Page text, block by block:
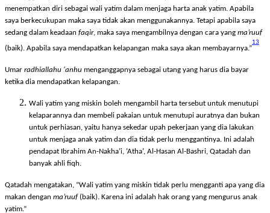
“Sesungguhnya saya menempatkan diriku terhadap harta Allah, seperti saya
menempatkan diri sebagai wali yatim dalam menjaga harta anak yatim. Apabila
saya berkecukupan maka saya tidak akan menggunakannya. Tetapi apabila saya
sedang dalam keadaan
faqir , maka saya mengambilnya dengan cara yang ma’ruuf
Umar radhiallahu ‘anhumenganggapnya sebagai utang yang harus dia bayar
Wali yatim yang miskin boleh mengambil harta tersebut untuk menutupi
kelaparannya dan membeli pakaian untuk menutupi auratnya dan bukan
untuk perhiasan, yaitu hanya sekedar upah pekerjaan yang dia lakukan
untuk menjaga anak yatim dan dia tidak perlu menggantinya. Ini adalah
pendapat Ibrahim An-Nakha’i, ‘Atha’, Al-Hasan Al-Bashri, Qatadah dan
Qatadah mengatakan, “Wali yatim yang miskin tidak perlu mengganti apa yang dia
makan dengan